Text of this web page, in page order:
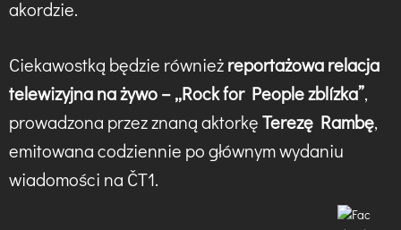
akordzie.
Ciekawostką będzie równieżreportażowa relacja
telewizyjna na żywo – „Rock for People zblízka”,
prowadzona przez znaną aktorkęTerezę Rambę,
emitowana codziennie po głównym wydaniu
wiadomości na ČT1.